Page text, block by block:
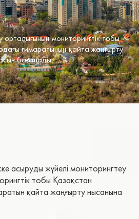
мониторингтік тобы
ғимаратының қайта жаңғырту
бағалады
асыруды жүйелі мониторингтеу
тобы Қазақстан
қайта жаңғырту нысанына